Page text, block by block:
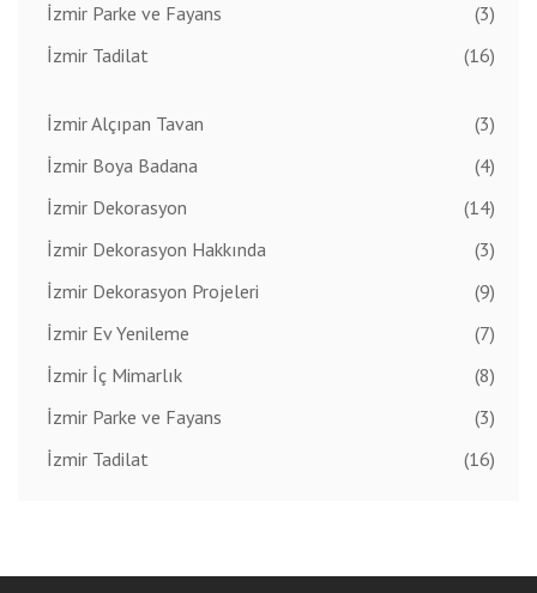
İzmir Parke ve Fayans
(3)
İzmir Tadilat
(16)
İzmir Alçıpan Tavan
(3)
İzmir Boya Badana
(4)
İzmir Dekorasyon
(14)
İzmir Dekorasyon Hakkında
(3)
İzmir Dekorasyon Projeleri
(9)
İzmir Ev Yenileme
(7)
İzmir İç Mimarlık
(8)
İzmir Parke ve Fayans
(3)
İzmir Tadilat
(16)